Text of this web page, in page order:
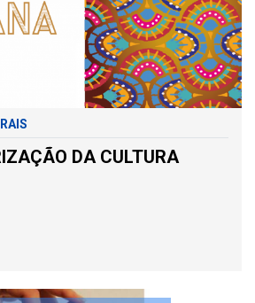
DA CULTURA